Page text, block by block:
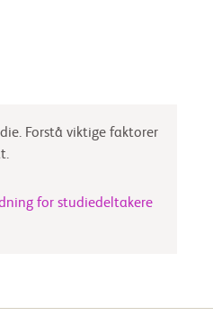
Forstå viktige faktorer
for studiedeltakere